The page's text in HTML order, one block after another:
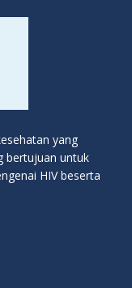
yang
bertujuan untuk
HIV beserta